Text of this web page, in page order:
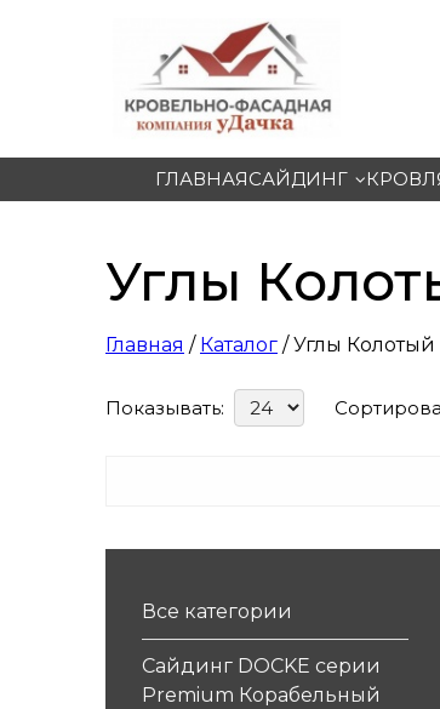
ГЛАВНАЯСАЙДИНГ
Углы
Главная / Каталог / Углы
Показывать:
Все категории
Сайдинг DOCKE серии
Premium Корабельный